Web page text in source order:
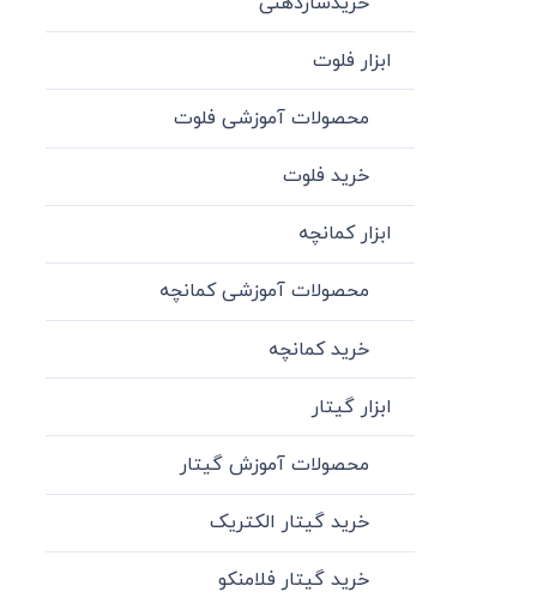
ابزار فلوت
محصولات آموزشی فلوت
خرید فلوت
ابزار کمانچه
محصولات آموزشی کمانچه
خرید کمانچه
ابزار گیتار
محصولات آموزش گیتار
خرید گیتار الکتریک
خرید گیتار فلامنکو